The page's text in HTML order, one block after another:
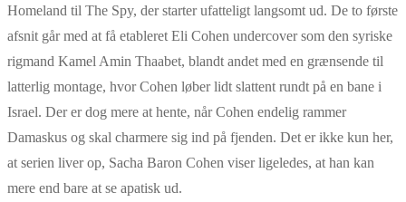
Homeland til The Spy, der starter ufatteligt langsomt ud. De to første
afsnit går med at få etableret Eli Cohen undercover som den syriske
rigmand Kamel Amin Thaabet, blandt andet med en grænsende til
latterlig montage, hvor Cohen løber lidt slattent rundt på en bane i
Israel. Der er dog mere at hente, når Cohen endelig rammer
Damaskus og skal charmere sig ind på fjenden. Det er ikke kun her,
at serien liver op, Sacha Baron Cohen viser ligeledes, at han kan
mere end bare at se apatisk ud.